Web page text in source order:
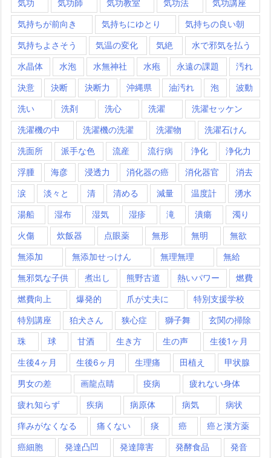
気功 気功師 気功教室 気功法 気功講座
気持ちが前向き 気持ちにゆとり 気持ちの良い朝
気持ちよさそう 気温の変化 気絶 水で邪気を払う
水晶体 水泡 水無神社 水疱 永遠の課題 汚れ
決意 決断 決断力 沖縄県 油汚れ 泡 波動
洗い 洗剤 洗心 洗濯 洗濯セッケン
洗濯機の中 洗濯機の洗濯 洗濯物 洗濯石けん
洗面所 派手な色 流産 流行病 浄化 浄化力
浮腫 海彦 浸透力 消化器の癌 消化器官 消去
涙 淡々と 清 清める 減量 温度計 湧水
湯船 湿布 湿気 湿疹 滝 潰瘍 濁り
火傷 炊飯器 点眼薬 無形 無明 無欲
無添加 無添加せっけん 無理無理 無給
無邪気な子供 煮出し 熊野古道 熱いパワー 燃費
燃費向上 爆発的 爪が丈夫に 特別支援学校
特別講座 狛犬さん 狭心症 獅子舞 玄関の掃除
珠 球 甘酒 生き方 生の声 生後1ヶ月
生後4ヶ月 生後6ヶ月 生理痛 田植え 甲状腺
男女の差 画龍点睛 疫病 疲れない身体
疲れ知らず 疾病 病原体 病気 病状
痒みがなくなる 痛くない 痰 癌 癌と漢方薬
癌細胞 発達凸凹 発達障害 発酵食品 発音